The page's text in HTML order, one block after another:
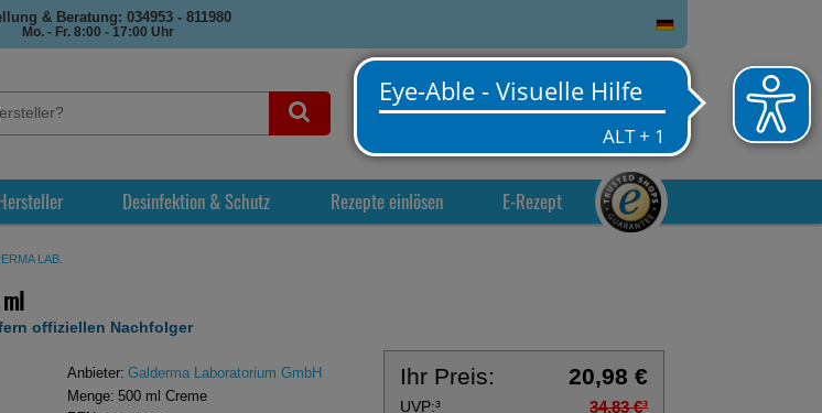
0
Warenkorb
& Beratung: 034953 - 811980
Mo. - Fr. 8:00 - 17:00 Uhr
Desinfektion & Schutz Rezepte einlösen E-Rezept
LAB.
offiziellen Nachfolger
Anbieter: Galderma Laboratorium GmbH
Menge: 500 ml Creme
Ihr Preis: 20,98 €
UVP:³ 34,83 €³